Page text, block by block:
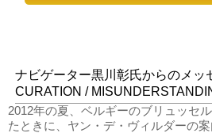
ナビゲーター黒川彰氏からのメ
CURATION /
2012年の夏、ベルギーのブリュッセ
たときに、ヤン・デ・ヴィルダーの